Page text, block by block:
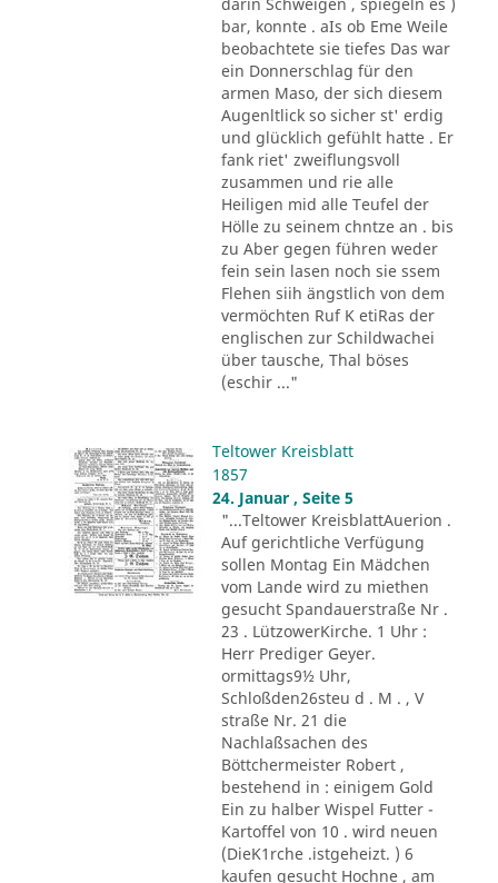
bar, konnte . aIs ob Eme Weile
beobachtete sie tiefes Das war
ein Donnerschlag für den
armen Maso, der sich diesem
Augenltlick so sicher st' erdig
und glücklich gefühlt hatte . Er
fank riet' zweiflungsvoll
zusammen und rie alle
Heiligen mid alle Teufel der
Hölle zu seinem chntze an . bis
zu Aber gegen führen weder
fein sein lasen noch sie ssem
Flehen siih ängstlich von dem
vermöchten Ruf K etiRas der
englischen zur Schildwachei
über tausche, Thal böses
(eschir ..."
Teltower Kreisblatt
1857
24. Januar , Seite 5
"...Teltower KreisblattAuerion .
Auf gerichtliche Verfügung
sollen Montag Ein Mädchen
vom Lande wird zu miethen
gesucht Spandauerstraße Nr .
23 . LützowerKirche. 1 Uhr :
Herr Prediger Geyer.
ormittags9½ Uhr,
Schloßden26steu d . M . , V
straße Nr. 21 die
Nachlaßsachen des
Böttchermeister Robert ,
bestehend in : einigem Gold
Ein zu halber Wispel Futter -
Kartoffel von 10 . wird neuen
(DieK1rche .istgeheizt. ) 6
kaufen gesucht Hochne , am